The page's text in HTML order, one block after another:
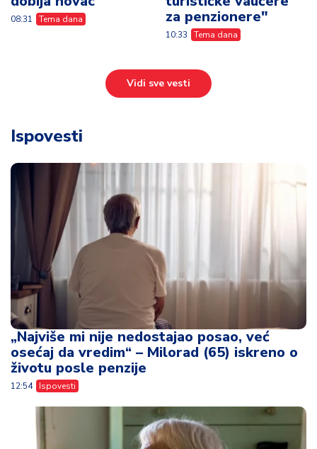
08:31 Tema dana
za penzionere"
10:33 Tema dana
Vidi sve vesti
Ispovesti
„Najviše mi nije nedostajao posao, već
osećaj da vredim“ – Milorad (65) iskreno o
životu posle penzije
12:54 Ispovesti